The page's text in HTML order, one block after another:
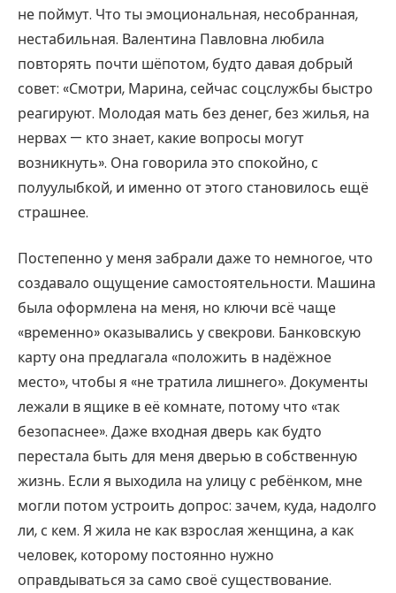
не поймут. Что ты эмоциональная, несобранная,
нестабильная. Валентина Павловна любила
повторять почти шёпотом, будто давая добрый
совет: «Смотри, Марина, сейчас соцслужбы быстро
реагируют. Молодая мать без денег, без жилья, на
нервах — кто знает, какие вопросы могут
возникнуть». Она говорила это спокойно, с
полуулыбкой, и именно от этого становилось ещё
страшнее.
Постепенно у меня забрали даже то немногое, что
создавало ощущение самостоятельности. Машина
была оформлена на меня, но ключи всё чаще
«временно» оказывались у свекрови. Банковскую
карту она предлагала «положить в надёжное
место», чтобы я «не тратила лишнего». Документы
лежали в ящике в её комнате, потому что «так
безопаснее». Даже входная дверь как будто
перестала быть для меня дверью в собственную
жизнь. Если я выходила на улицу с ребёнком, мне
могли потом устроить допрос: зачем, куда, надолго
ли, с кем. Я жила не как взрослая женщина, а как
человек, которому постоянно нужно
оправдываться за само своё существование.